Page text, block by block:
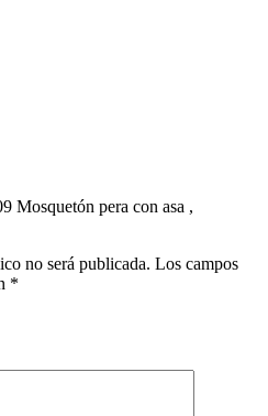
Mosquetón pera con asa ,
no será publicada. Los campos
*